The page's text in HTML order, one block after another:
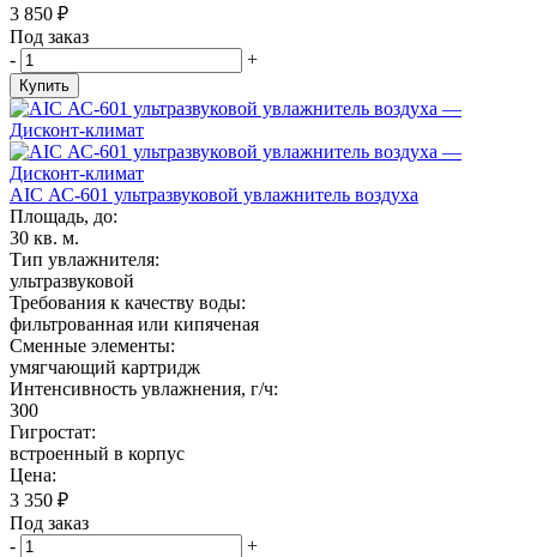
3 850 ₽
Под заказ
-
+
Купить
AIC АС-601 ультразвуковой увлажнитель воздуха
Площадь, до:
30 кв. м.
Тип увлажнителя:
ультразвуковой
Требования к качеству воды:
фильтрованная или кипяченая
Сменные элементы:
умягчающий картридж
Интенсивность увлажнения, г/ч:
300
Гигростат:
встроенный в корпус
Цена:
3 350 ₽
Под заказ
-
+